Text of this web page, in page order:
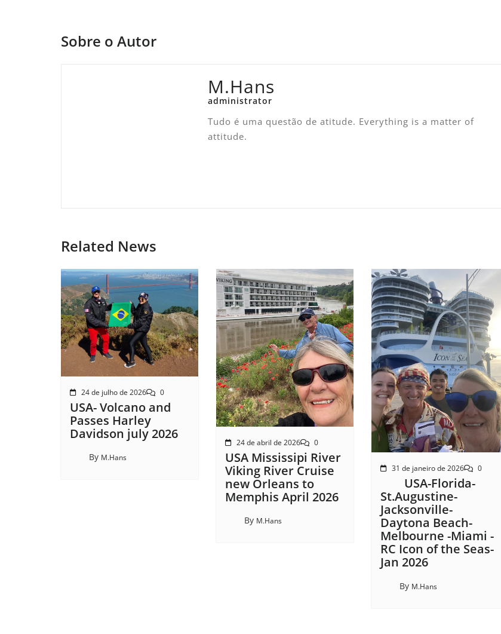
Sobre o Autor
M.Hans
administrator
Tudo é uma questão de atitude. Everything is a matter of
attitude.
Related News
24 de julho de 2026 0
USA- Volcano and
Passes Harley
Davidson july 2026
By M.Hans
24 de abril de 2026 0
USA Mississipi River
Viking River Cruise
new Orleans to
Memphis April 2026
By M.Hans
31 de janeiro de 2026 0
USA-Florida-
St.Augustine-
Jacksonville-
Daytona Beach-
Melbourne -Miami -
RC Icon of the Seas-
Jan 2026
By M.Hans